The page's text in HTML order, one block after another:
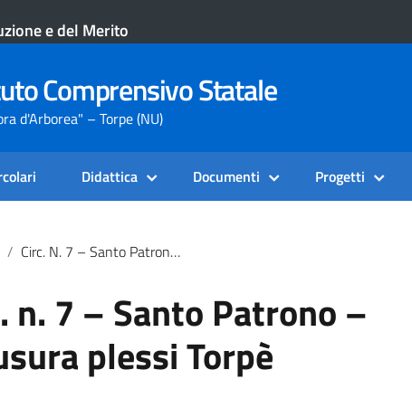
e del Merito
Comprensivo Statale
d'Arborea" – Torpe (NU)
Didattica Documenti Progetti
Circ. N. 7 – Santo Patrono – Chiusura Plessi Torpè
n. 7 – Santo Patrono –
plessi Torpè